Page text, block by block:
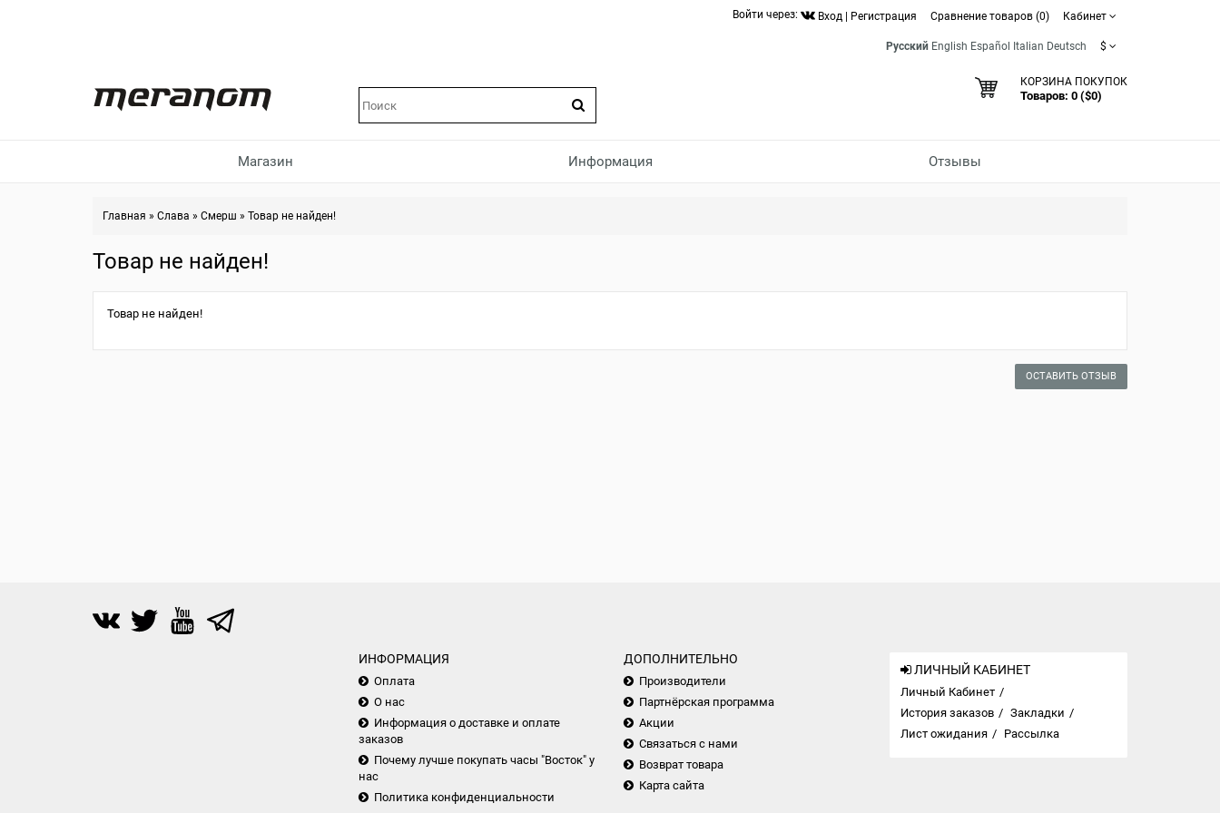
Войти через: Вход Регистрация Сравнение товаров (0) Кабинет
Русский English Español Italian Deutsch $
КОРЗИНА ПОКУПОК
Товаров: 0 ($0)
Магазин Информация Отзывы
Главная » Слава » Смерш » Товар не найден!
Товар не найден!
Товар не найден!
ОСТАВИТЬ ОТЗЫВ
ИНФОРМАЦИЯ
Оплата
О нас
Информация о доставке и оплате
заказов
Почему лучше покупать часы "Восток" у
нас
Политика конфиденциальности
ДОПОЛНИТЕЛЬНО
Производители
Партнёрская программа
Акции
Связаться с нами
Возврат товара
Карта сайта
ЛИЧНЫЙ КАБИНЕТ
Личный Кабинет
История заказов
Закладки
Лист ожидания
Рассылка